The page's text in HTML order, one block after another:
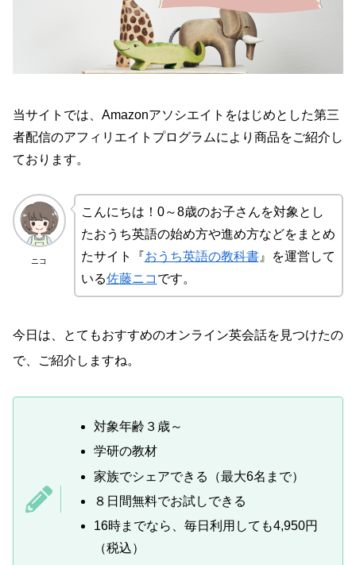
当サイトでは、Amazonアソシエイトをはじめとした第三
者配信のアフィリエイトプログラムにより商品をご紹介し
ております。
ニコ
こんにちは！0～8歳のお子さんを対象とし
たおうち英語の始め方や進め方などをまとめ
たサイト『おうち英語の教科書』を運営して
いる佐藤ニコ です。
今日は、とてもおすすめのオンライン英会話を見つけたの
で、ご紹介しますね。
対象年齢３歳～
学研の教材
家族でシェアできる（最大6名まで）
８日間無料でお試しできる
16時までなら、毎日利用しても4,950円
（税込）